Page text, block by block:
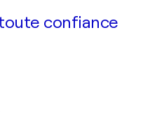
confiance